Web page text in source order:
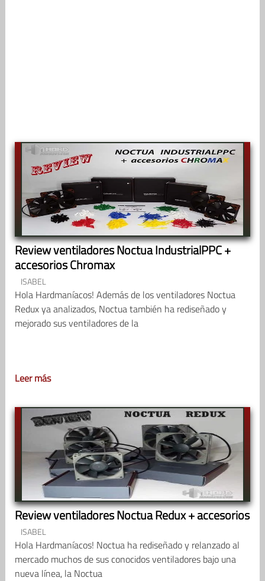
Review ventiladores Noctua IndustrialPPC +
accesorios Chromax
ISABEL
Hola Hardmaníacos! Además de los ventiladores Noctua
Redux ya analizados, Noctua también ha rediseñado y
mejorado sus ventiladores de la
Leer más
Review ventiladores Noctua Redux + accesorios
ISABEL
Hola Hardmaníacos! Noctua ha rediseñado y relanzado al
mercado muchos de sus conocidos ventiladores bajo una
nueva línea, la Noctua